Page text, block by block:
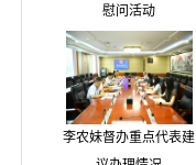
慰问活动
李农妹督办重点代表建